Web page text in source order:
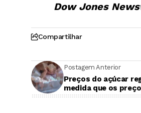
Dow Jones
Compartilhar
Postagem Anterior
Preços do açúcar
medida que os